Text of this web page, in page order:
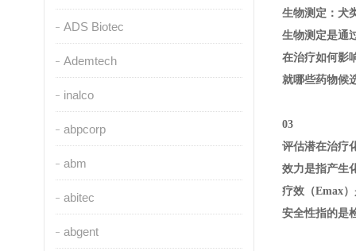
ADS Biotec
Ademtech
inalco
abpcorp
abm
abitec
abgent
生物测定：犬
生物测定是通
在治疗如何影
就哪些药物候
03
评估潜在治疗
效力是指产生
疗效（Emax
安全性指的是